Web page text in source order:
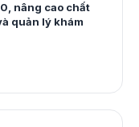
nâng cao chất
quản lý khám